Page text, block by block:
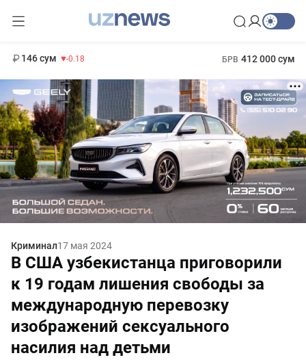
146 сум -0.18 БРВ 412 000 сум
Криминал17 мая 2024
В США узбекистанца приговорили
к 19 годам лишения свободы за
международную перевозку
изображений сексуального
насилия над детьми